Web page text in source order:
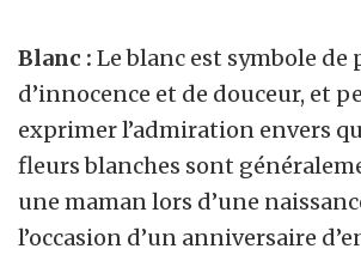
Blanc : Le blanc est symbole de
d’innocence et de douceur, et
exprimer l’admiration envers
fleurs blanches sont
une maman lors d’une
l’occasion d’un anniversaire